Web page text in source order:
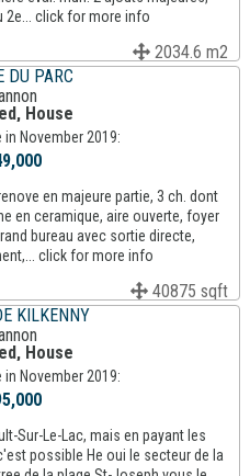
2e... click for more info
2034.6 m2
DU PARC
House
November 2019:
en majeure partie, 3 ch. dont
en ceramique, aire ouverte, foyer
bureau avec sortie directe,
click for more info
40875 sqft
KILKENNY
House
November 2019:
Sur-Le-Lac, mais en payant les
possible He oui le secteur de la